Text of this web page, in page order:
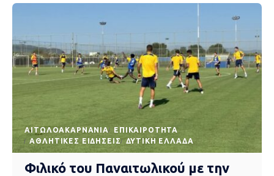
AΙΤΩΛΟΑΚΑΡΝΑΝΊΑ
EΠΙΚΑΙΡΌΤΗΤΑ
ΑΘΛΗΤΙΚΈΣ ΕΙΔΉΣΕΙΣ
ΔΥΤΙΚΉ ΕΛΛΆΔΑ
Φιλικό του Παναιτωλικού με την